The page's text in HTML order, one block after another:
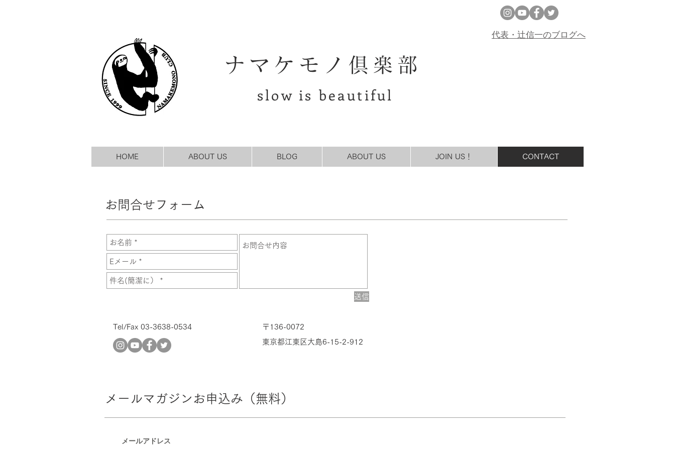
slow is beautiful
ナマケモノ倶楽部
代表・辻信一のブログへ
HOME ABOUT US BLOG ABOUT US JOIN US！ CONTACT
お問合せフォーム
送信
Tel/Fax 03-3638-0534
〒136-0072
​東京都江東区大島6-15-2-912
メールマガジンお申込み（無料）
メールアドレス